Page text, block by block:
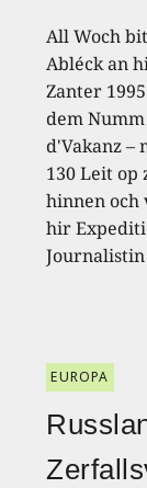
All Woch
Abléck an
Zanter
dem
d'Vakanz –
130 Leit op
hinnen och
hir
Journalistin
EUROPA